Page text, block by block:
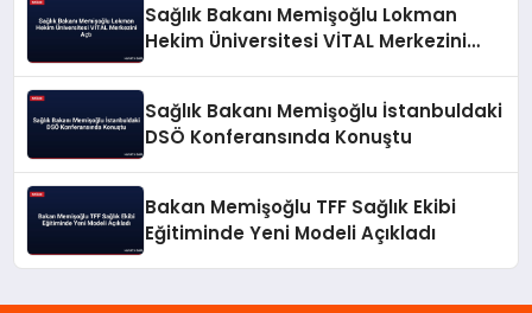
Sağlık Bakanı Memişoğlu Lokman
Hekim Üniversitesi VİTAL Merkezini
Sağlık Bakanı Memişoğlu İstanbuldaki
DSÖ Konferansında Konuştu
Bakan Memişoğlu TFF Sağlık Ekibi
Eğitiminde Yeni Modeli Açıkladı